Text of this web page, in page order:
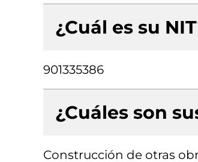
¿Cuál es su
901335386
¿Cuáles son
Construcción de otras